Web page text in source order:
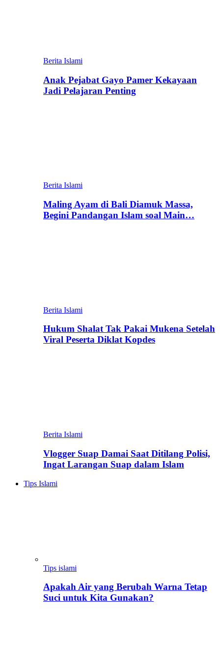
Berita Islami
Anak Pejabat Gayo Pamer Kekayaan
Jadi Pelajaran Penting
Berita Islami
Maling Ayam di Bali Diamuk Massa,
Begini Pandangan Islam soal Main…
Berita Islami
Hukum Shalat Tak Pakai Mukena Setelah
Viral Peserta Diklat Kopdes
Berita Islami
Vlogger Suap Damai Saat Ditilang Polisi,
Ingat Larangan Suap dalam Islam
Tips Islami
Tips islami
Apakah Air yang Berubah Warna Tetap
Suci untuk Kita Gunakan?